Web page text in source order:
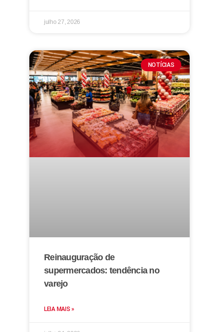
julho 27, 2026
NOTÍCIAS
Reinauguração de
supermercados: tendência no
varejo
LEIA MAIS »